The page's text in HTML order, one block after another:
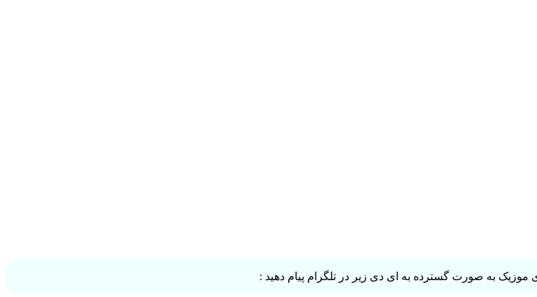
به صورت گسترده به ای دی زیر در تلگرام پیام دهید :